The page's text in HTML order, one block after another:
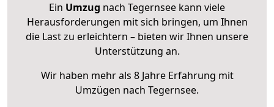
Ein Umzug nach Tegernsee kann viele
Herausforderungen mit sich bringen, um Ihnen
die Last zu erleichtern – bieten wir Ihnen unsere
Unterstützung an.
Wir haben mehr als 8 Jahre Erfahrung mit
Umzügen nach Tegernsee.